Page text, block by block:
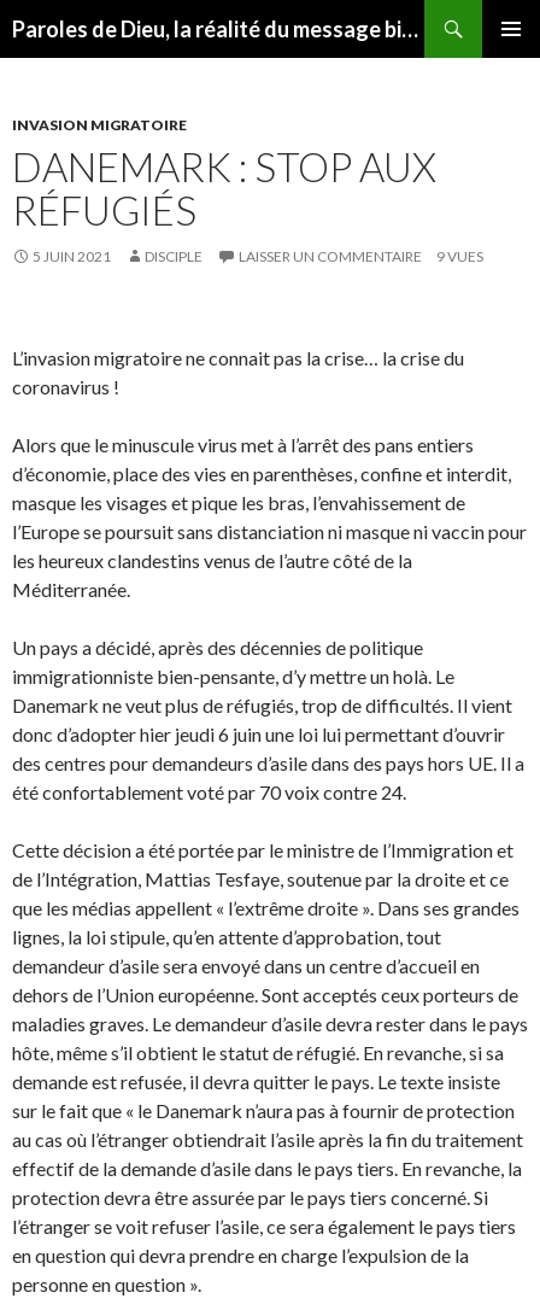
Paroles de Dieu, la réalité du message biblique
INVASION MIGRATOIRE
DANEMARK : STOP AUX
RÉFUGIÉS
5 JUIN 2021 DISCIPLE LAISSER UN COMMENTAIRE 9 VUES
L’invasion migratoire ne connait pas la crise… la crise du
coronavirus !
Alors que le minuscule virus met à l’arrêt des pans entiers
d’économie, place des vies en parenthèses, confine et interdit,
masque les visages et pique les bras, l’envahissement de
l’Europe se poursuit sans distanciation ni masque ni vaccin pour
les heureux clandestins venus de l’autre côté de la
Méditerranée.
Un pays a décidé, après des décennies de politique
immigrationniste bien-pensante, d’y mettre un holà. Le
Danemark ne veut plus de réfugiés, trop de difficultés. Il vient
donc d’adopter hier jeudi 6 juin une loi lui permettant d’ouvrir
des centres pour demandeurs d’asile dans des pays hors UE. Il a
été confortablement voté par 70 voix contre 24.
Cette décision a été portée par le ministre de l’Immigration et
de l’Intégration, Mattias Tesfaye, soutenue par la droite et ce
que les médias appellent « l’extrême droite ». Dans ses grandes
lignes, la loi stipule, qu’en attente d’approbation, tout
demandeur d’asile sera envoyé dans un centre d’accueil en
dehors de l’Union européenne. Sont acceptés ceux porteurs de
maladies graves. Le demandeur d’asile devra rester dans le pays
hôte, même s’il obtient le statut de réfugié. En revanche, si sa
demande est refusée, il devra quitter le pays. Le texte insiste
sur le fait que « le Danemark n’aura pas à fournir de protection
au cas où l’étranger obtiendrait l’asile après la fin du traitement
effectif de la demande d’asile dans le pays tiers. En revanche, la
protection devra être assurée par le pays tiers concerné. Si
l’étranger se voit refuser l’asile, ce sera également le pays tiers
en question qui devra prendre en charge l’expulsion de la
personne en question ».